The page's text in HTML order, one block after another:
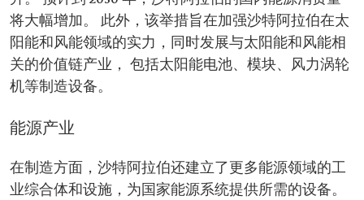
将大幅增加。 此外，该举措旨在加强沙特阿拉伯在太
阳能和风能领域的实力，同时发展与太阳能和风能相
关的价值链产业， 包括太阳能电池、模块、风力涡轮
机等制造设备。
能源产业
在制造方面，沙特阿拉伯还建立了更多能源领域的工
业综合体和设施，为国家能源系统提供所需的设备。